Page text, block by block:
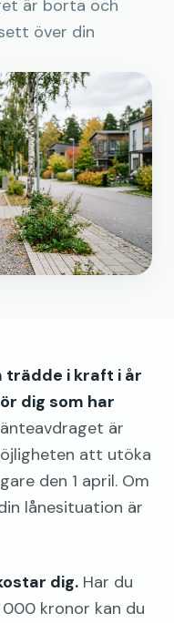
är borta och
över din
trädde i kraft i år
dig som har
är
att utöka
den 1 april. Om
lånesituation är
dig. Har du
kronor kan du